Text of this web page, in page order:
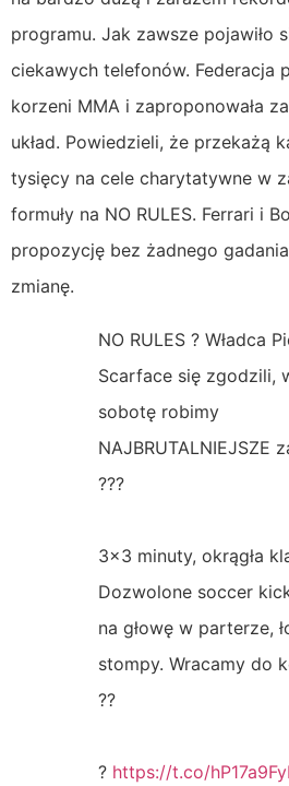
programu. Jak zawsze pojawiło
ciekawych telefonów. Federacja
korzeni MMA i zaproponowała
układ. Powiedzieli, że przekażą
tysięcy na cele charytatywne w
formuły na NO RULES. Ferrari i
propozycję bez żadnego
zmianę.
NO RULES ? Władca
Scarface się zgodzili,
sobotę robimy
NAJBRUTALNIEJSZE
???
3×3 minuty, okrągła
Dozwolone soccer
na głowę w parterze,
stompy. Wracamy do
??
? https://t.co/